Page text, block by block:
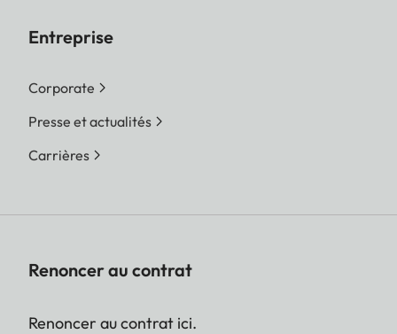
Entreprise
Corporate
Presse et actualités
Carrières
Renoncer au contrat
Renoncer au contrat ici.